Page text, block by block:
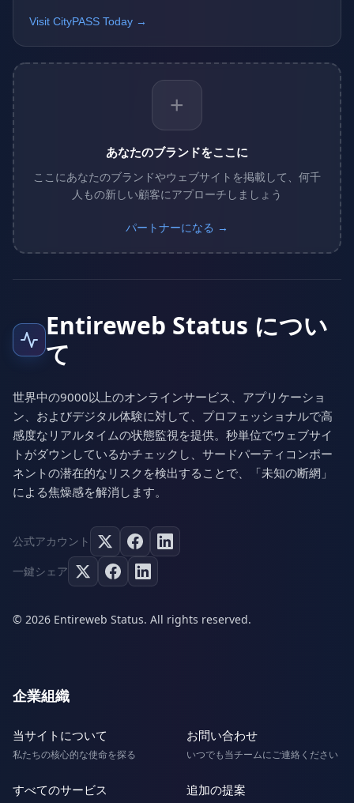
Visit CityPASS Today →
+
あなたのブランドをここに
ここにあなたのブランドやウェブサイトを掲載して、何千
人もの新しい顧客にアプローチしましょう
パートナーになる →
Entireweb Status につい
て
世界中の9000以上のオンラインサービス、アプリケーショ
ン、およびデジタル体験に対して、プロフェッショナルで高
感度なリアルタイムの状態監視を提供。秒単位でウェブサイ
トがダウンしているかチェックし、サードパーティコンポー
ネントの潜在的なリスクを検出することで、「未知の断網」
による焦燥感を解消します。
公式アカウント
一鍵シェア
© 2026 Entireweb Status. All rights reserved.
企業組織
当サイトについて
私たちの核心的な使命を探る
お問い合わせ
いつでも当チームにご連絡ください
すべてのサービス 追加の提案